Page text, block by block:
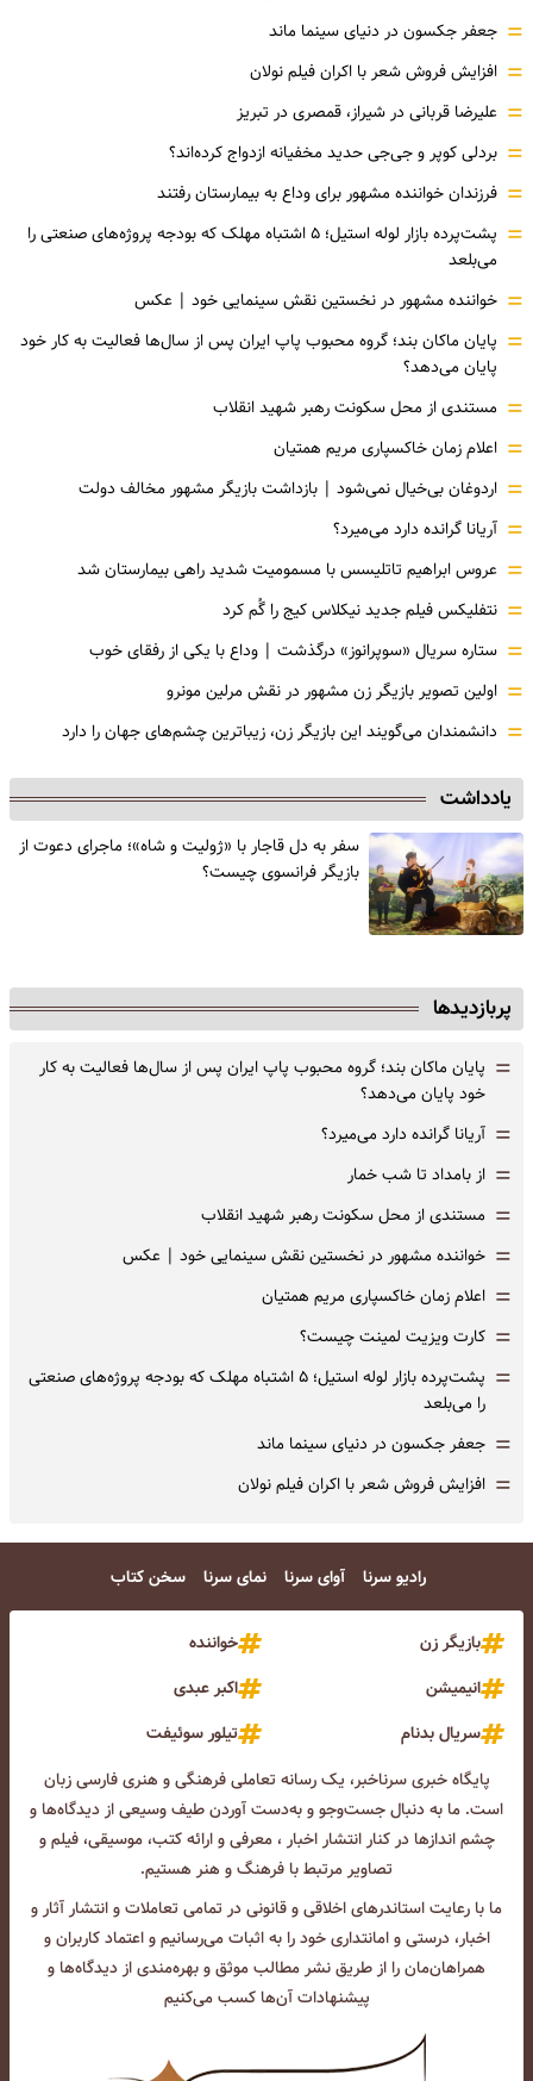
= جعفر جکسون در دنیای سینما ماند
= افزایش فروش شعر با اکران فیلم نولان
= علیرضا قربانی در شیراز، قمصری در تبریز
= بردلی کوپر و جی‌جی حدید مخفیانه ازدواج کرده‌اند؟
= فرزندان خواننده مشهور برای وداع به بیمارستان رفتند
=
پشت‌پرده بازار لوله استیل؛ ۵ اشتباه مهلک که بودجه پروژه‌های صنعتی را
می‌بلعد
= خواننده مشهور در نخستین نقش سینمایی خود |‌ عکس
= پایان ماکان بند؛ گروه محبوب پاپ ایران پس از سال‌ها فعالیت به کار خود
پایان می‌دهد؟
= مستندی از محل سکونت رهبر شهید انقلاب
= اعلام زمان خاکسپاری مریم همتیان
= اردوغان بی‌خیال نمی‌شود | بازداشت بازیگر مشهور مخالف دولت
= آریانا گرانده دارد می‌میرد؟
= عروس ابراهیم تاتلیسس با مسمومیت شدید راهی بیمارستان شد
= نتفلیکس فیلم جدید نیکلاس کیج را گُم کرد
= ستاره سریال «سوپرانوز» درگذشت | وداع با یکی از رفقای خوب
= اولین تصویر بازیگر زن مشهور در نقش مرلین مونرو
= دانشمندان می‌گویند این بازیگر زن، زیباترین چشم‌های جهان را دارد
یادداشت
سفر به دل قاجار با «ژولیت و شاه»؛ ماجرای دعوت از
‌بازیگر فرانسوی چیست؟
پربازدیدها
= پایان ماکان بند؛ گروه محبوب پاپ ایران پس از سال‌ها فعالیت به کار
خود پایان می‌دهد؟
= آریانا گرانده دارد می‌میرد؟
= از بامداد تا شب خمار
= مستندی از محل سکونت رهبر شهید انقلاب
= خواننده مشهور در نخستین نقش سینمایی خود |‌ عکس
= اعلام زمان خاکسپاری مریم همتیان
= کارت ویزیت لمینت چیست؟
=
پشت‌پرده بازار لوله استیل؛ ۵ اشتباه مهلک که بودجه پروژه‌های صنعتی
را می‌بلعد
= جعفر جکسون در دنیای سینما ماند
= افزایش فروش شعر با اکران فیلم نولان
رادیو سرنا آوای سرنا نمای سرنا سخن کتاب
بازیگر زن
خواننده
انیمیشن
اکبر عبدی
سریال بدنام
تیلور سوئیفت
پایگاه خبری سرناخبر، یک رسانه تعاملی فرهنگی و هنری فارسی زبان
است. ما به دنبال جست‌و‌جو و به‌دست آوردن طیف وسیعی از دیدگاه‌ها و
چشم انداز‌ها در کنار انتشار اخبار ، معرفی و ارائه کتب، موسیقی، فیلم و
تصاویر مرتبط با فرهنگ و هنر هستیم.
ما با رعایت استاندرهای اخلاقی و قانونی در تمامی تعاملات و انتشار آثار و
اخبار، درستی و امانتداری خود را به اثبات می‌رسانیم و اعتماد کاربران و
همراهان‌مان را از طریق نشر مطالب موثق و بهره‌مندی از دیدگاه‌ها و
پیشنهادات آن‌ها کسب می‌کنیم